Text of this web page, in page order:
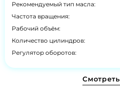
Рекомендуемый тип масла:
Частота вращения:
Рабочий объём:
Количество цилиндров:
Регулятор оборотов: